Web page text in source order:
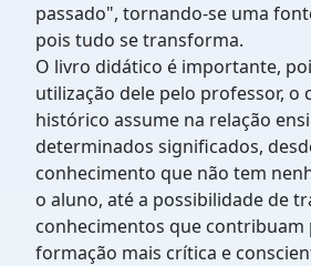
passado", tornando-se uma
pois tudo se transforma.
O livro didático é importante,
utilização dele pelo professor, o
histórico assume na relação
determinados significados,
conhecimento que não tem
o aluno, até a possibilidade de
conhecimentos que contribuam
formação mais crítica e